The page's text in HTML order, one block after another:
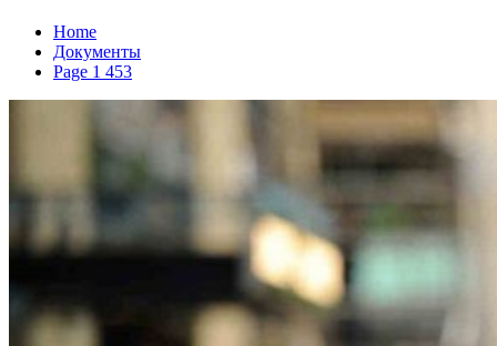
Home
Документы
Page 1 453